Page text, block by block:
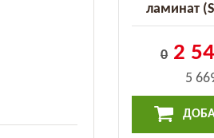
ламинат
Grand
9)
0 2
5